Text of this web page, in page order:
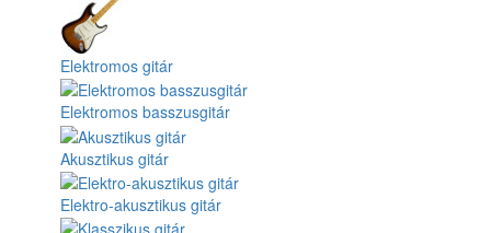
Elektromos gitár
Elektromos basszusgitár
Akusztikus gitár
Elektro-akusztikus gitár